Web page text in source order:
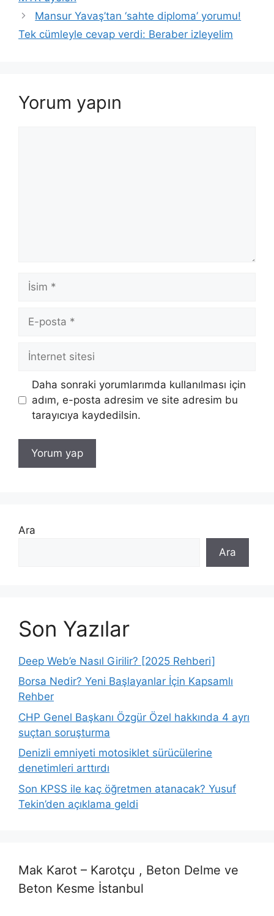
Mansur Yavaş’tan ‘sahte diploma’ yorumu!
Tek cümleyle cevap verdi: Beraber izleyelim
Yorum yapın
İsim
posta
İnternet
Daha sonraki yorumlarımda kullanılması için
adım, e-posta adresim ve site adresim bu
tarayıcıya kaydedilsin.
Ara
Ara
Son Yazılar
Deep Web’e Nasıl Girilir? [2025 Rehberi]
Borsa Nedir? Yeni Başlayanlar İçin Kapsamlı
Rehber
CHP Genel Başkanı Özgür Özel hakkında 4 ayrı
suçtan soruşturma
Denizli emniyeti motosiklet sürücülerine
denetimleri arttırdı
Son KPSS ile kaç öğretmen atanacak? Yusuf
Tekin’den açıklama geldi
Mak Karot – Karotçu , Beton Delme ve
Beton Kesme İstanbul